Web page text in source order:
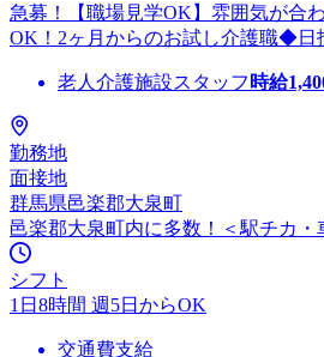
急募！【職場見学OK】雰囲気が合
OK！2ヶ月からのお試し介護職◆日
老人介護施設スタッフ 時給
勤務地
面接地
群馬県邑楽郡大泉町
邑楽郡大泉町内に多数！＜駅チカ・
シフト
1日8時間 週5日からOK
交通費支給